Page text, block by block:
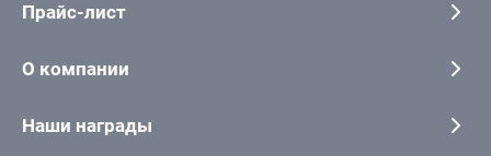
Прайс-лист
О компании
Наши награды